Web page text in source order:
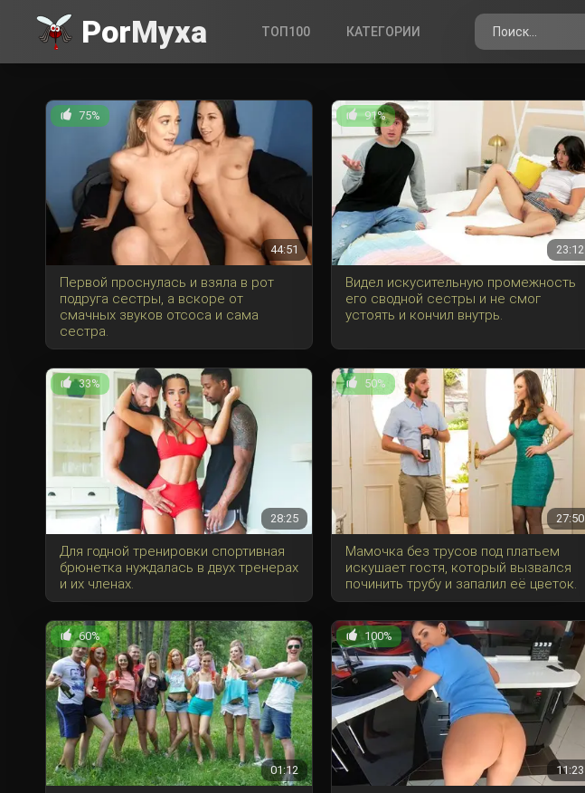
PorMyxa ТОП100 КАТЕГОРИИ
75%
44:51
Первой проснулась и взяла в рот
подруга сестры, а вскоре от
смачных звуков отсоса и сама
сестра.
91%
23:12
Видел искусительную промежность
его сводной сестры и не смог
устоять и кончил внутрь.
33%
28:25
Для годной тренировки спортивная
брюнетка нуждалась в двух тренерах
и их членах.
50%
27:50
Мамочка без трусов под платьем
искушает гостя, который вызвался
починить трубу и запалил её цветок.
60%
01:12
100%
11:23